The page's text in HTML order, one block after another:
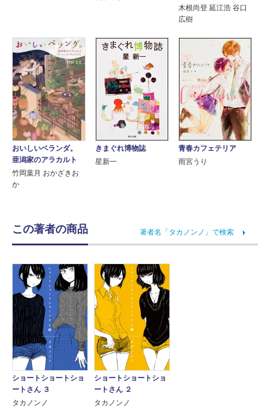
木根尚登 延江浩 谷口
広樹
おいしいベランダ。
亜潟家のアラカルト
竹岡葉月 おかざきお
か
きまぐれ博物誌
星新一
青春カフェテリア
雨宮うり
この著者の商品 著者名「タカノンノ」で検索
ショートショートショ
ートさん ３
タカノンノ
ショートショートショ
ートさん ２
タカノンノ